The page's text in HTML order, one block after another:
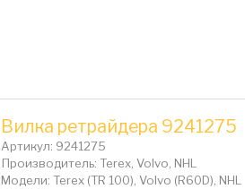
Вилка ретрайдера 9241275
Артикул: 9241275
Производитель: Terex, Volvo, NHL
Модели: Terex (TR 100), Volvo (R60D), NHL